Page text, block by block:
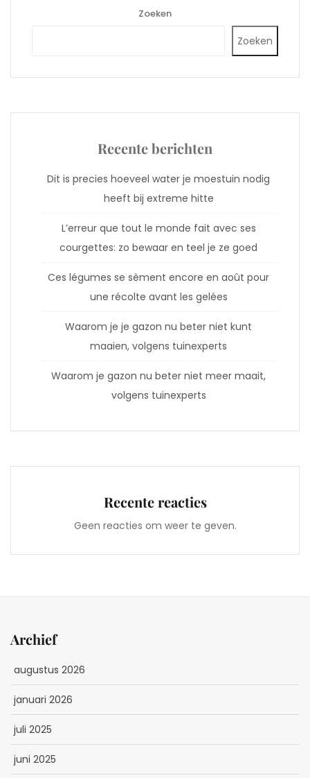
Zoeken
Zoeken
Recente berichten
Dit is precies hoeveel water je moestuin nodig
heeft bij extreme hitte
L’erreur que tout le monde fait avec ses
courgettes: zo bewaar en teel je ze goed
Ces légumes se sèment encore en août pour
une récolte avant les gelées
Waarom je je gazon nu beter niet kunt
maaien, volgens tuinexperts
Waarom je gazon nu beter niet meer maait,
volgens tuinexperts
Recente reacties
Geen reacties om weer te geven.
Archief
augustus 2026
januari 2026
juli 2025
juni 2025